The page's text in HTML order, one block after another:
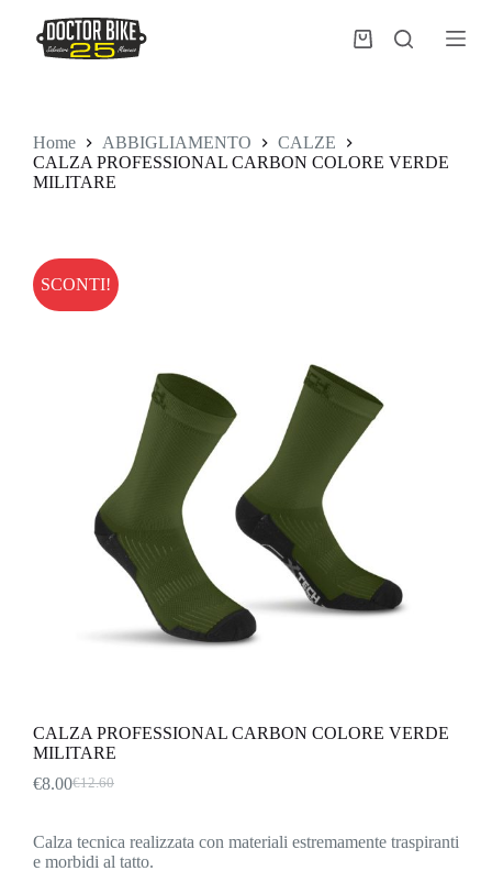
al
contenuto
Carrello
Home ABBIGLIAMENTO
CALZE
CALZA PROFESSIONAL CARBON COLORE VERDE
MILITARE
SCONTI!
CALZA PROFESSIONAL CARBON COLORE VERDE
MILITARE
€12.60
Il
era:
€12.60.
€8.00Il
è:
€8.00.
Calza tecnica realizzata con materiali estremamente traspiranti
e morbidi al tatto.